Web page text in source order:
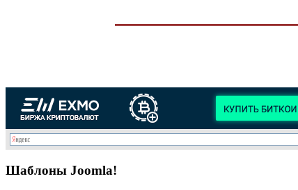
Шаблоны Joomla!